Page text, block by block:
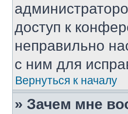
доступ к
неправильно
с ним для
Вернуться к началу
» Зачем мне